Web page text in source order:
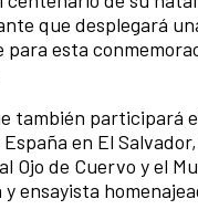
que desplegará
esta
también participará
en El
Ojo de Cuervo y el
ensayista